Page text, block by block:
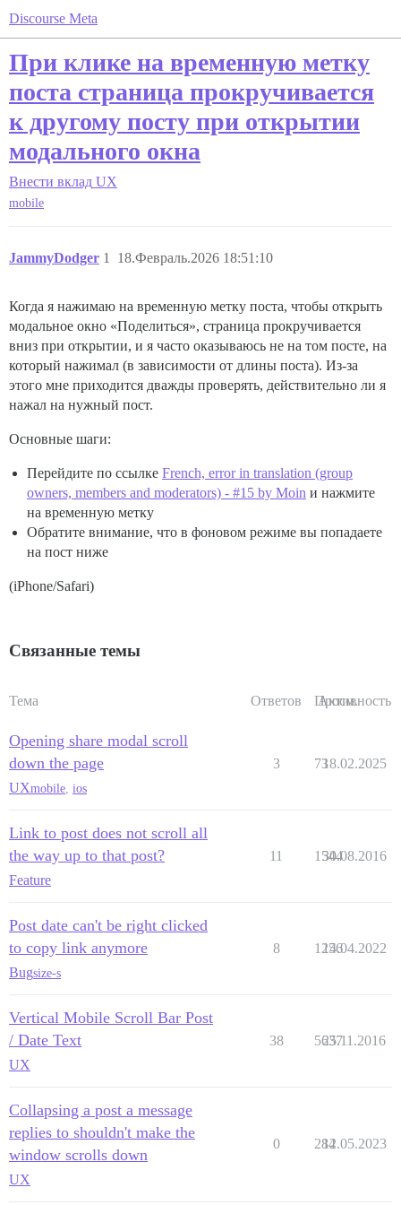
Discourse Meta
При клике на временную метку
поста страница прокручивается
к другому посту при открытии
модального окна
Внести вклад UX
mobile
JammyDodger 18.Февраль.2026 18:51:10
1
Когда я нажимаю на временную метку поста, чтобы открыть
модальное окно «Поделиться», страница прокручивается
вниз при открытии, и я часто оказываюсь не на том посте, на
который нажимал (в зависимости от длины поста). Из-за
этого мне приходится дважды проверять, действительно ли я
нажал на нужный пост.
Основные шаги:
Перейдите по ссылке French, error in translation (group
owners, members and moderators) - #15 by Moin и нажмите
на временную метку
Обратите внимание, что в фоновом режиме вы попадаете
на пост ниже
(iPhone/Safari)
Связанные темы
Тема Ответов Просм.
Активность
Opening share modal scroll
down the page
UXmobile ios
3 7318.02.2025
Link to post does not scroll all
the way up to that post?
Feature
11 1544
30.08.2016
Post date can't be right clicked
to copy link anymore
Bugsize-s
8 1256
14.04.2022
Vertical Mobile Scroll Bar Post
/ Date Text
UX
38 5637
25.11.2016
Collapsing a post a message
replies to shouldn't make the
window scrolls down
UX
0 284
12.05.2023